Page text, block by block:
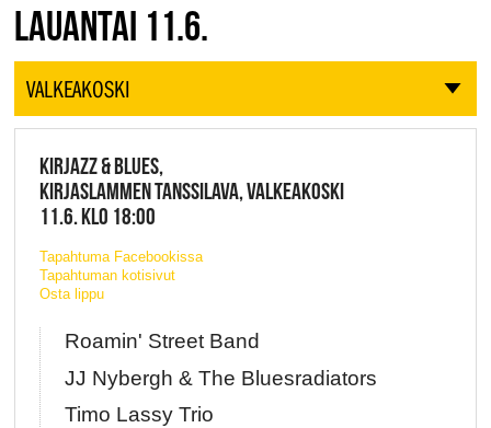
JAZZ FINLAND LIVE
LAUANTAI 11.6.
VALKEAKOSKI
KIRJAZZ & BLUES,
KIRJASLAMMEN TANSSILAVA, VALKEAKOSKI
11.6. KLO 18:00
Tapahtuma Facebookissa
Tapahtuman kotisivut
Osta lippu
Roamin' Street Band
JJ Nybergh & The Bluesradiators
Timo Lassy Trio